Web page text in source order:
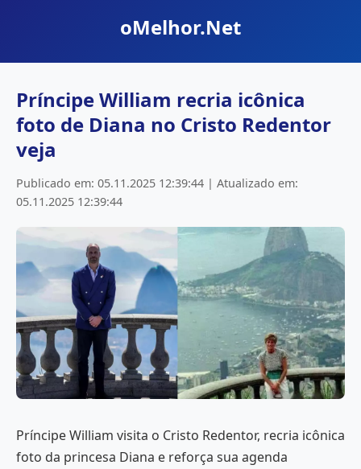
oMelhor.Net
Príncipe William recria icônica
foto de Diana no Cristo Redentor
veja
Publicado em: 05.11.2025 12:39:44 | Atualizado em:
05.11.2025 12:39:44
Príncipe William visita o Cristo Redentor, recria icônica
foto da princesa Diana e reforça sua agenda